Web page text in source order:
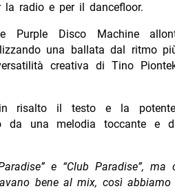
radio e per il dancefloor.
Purple Disco Machine
una ballata dal ritmo
creativa di Tino
risalto il testo e la
da una melodia toccante e
e “Club Paradise”, ma
bene al mix, così abbiamo